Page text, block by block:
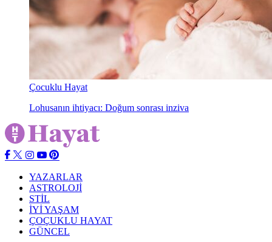
Çocuklu Hayat
Lohusanın ihtiyacı: Doğum sonrası inziva
YAZARLAR
ASTROLOJİ
STİL
İYİ YAŞAM
ÇOÇUKLU HAYAT
GÜNCEL